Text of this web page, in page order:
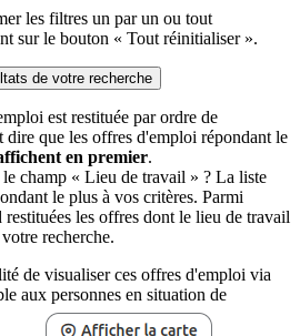
les filtres un par un ou tout
sur le bouton « Tout réinitialiser ».
de votre recherche
est restituée par ordre de
dire que les offres d'emploi répondant le
en premier.
le champ « Lieu de travail » ? La liste
le plus à vos critères. Parmi
les offres dont le lieu de travail
recherche.
de visualiser ces offres d'emploi via
aux personnes en situation de